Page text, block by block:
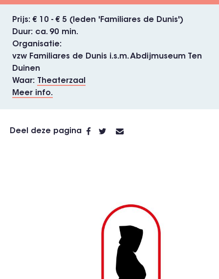
Prijs
€ 10 - € 5 (leden 'Familiares de Dunis')
Duur
ca. 90 min.
Organisatie
vzw Familiares de Dunis i.s.m. Abdijmuseum Ten
Duinen
Waar
Theaterzaal
Meer info.
Deel deze pagina